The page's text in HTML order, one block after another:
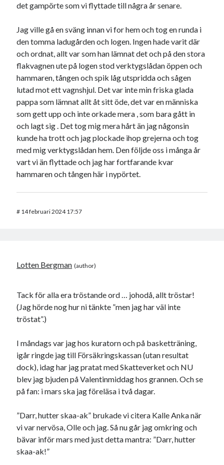
det gampörte som vi flyttade till några år senare.
Jag ville gå en sväng innan vi for hem och tog en runda i
den tomma ladugården och logen. Ingen hade varit där
och ordnat, allt var som han lämnat det och på den stora
flakvagnen ute på logen stod verktygslådan öppen och
hammaren, tången och spik låg utspridda och sågen
lutad mot ett vagnshjul. Det var inte min friska glada
pappa som lämnat allt åt sitt öde, det var en människa
som gett upp och inte orkade mera , som bara gått in
och lagt sig . Det tog mig mera hårt än jag någonsin
kunde ha trott och jag plockade ihop grejerna och tog
med mig verktygslådan hem. Den följde oss i många år
vart vi än flyttade och jag har fortfarande kvar
hammaren och tången här i nypörtet.
# 14 februari 2024 17:57
Lotten Bergman
Tack för alla era tröstande ord … johodå, allt tröstar!
(Jag hörde nog hur ni tänkte ”men jag har väl inte
tröstat”.)
I måndags var jag hos kuratorn och på basketträning,
igår ringde jag till Försäkringskassan (utan resultat
dock), idag har jag pratat med Skatteverket och NU
blev jag bjuden på Valentinmiddag hos grannen. Och se
på fan: i mars ska jag föreläsa i två dagar.
”Darr, hutter skaa-ak” brukade vi citera Kalle Anka när
vi var nervösa, Olle och jag. Så nu går jag omkring och
bävar inför mars med just detta mantra: ”Darr, hutter
skaa-ak!”